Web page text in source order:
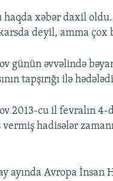
haqda xəbər daxil
deyil, amma çox
günün əvvəlində
tapşırığı ilə
2013-cu il fevralın 4-
vermiş hadisələr
ayında Avropa İnsan